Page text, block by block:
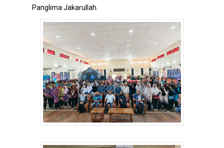
Panglima Jakarullah.